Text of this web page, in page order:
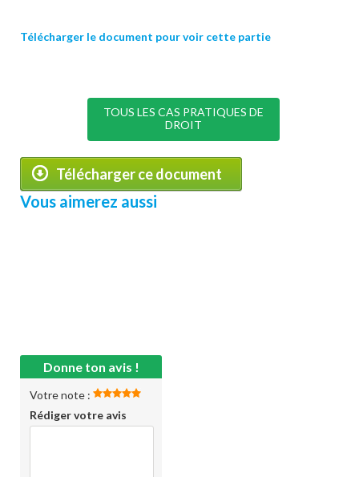
Télécharger le document pour voir cette partie
TOUS LES CAS PRATIQUES DE
DROIT
Télécharger ce document
Vous aimerez aussi
Donne ton avis !
Votre note :
Rédiger votre avis